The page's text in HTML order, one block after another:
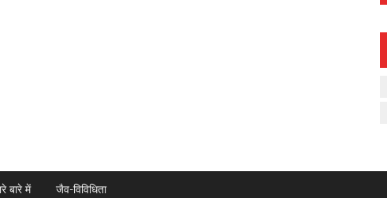
बारे में जैव-विविधिता